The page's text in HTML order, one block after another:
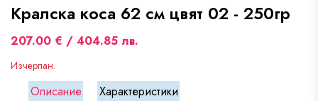
Кралска коса 62 см цвят 02 - 250гр
207.00 € / 404.85 лв.
Изчерпан.
Описание Характеристики